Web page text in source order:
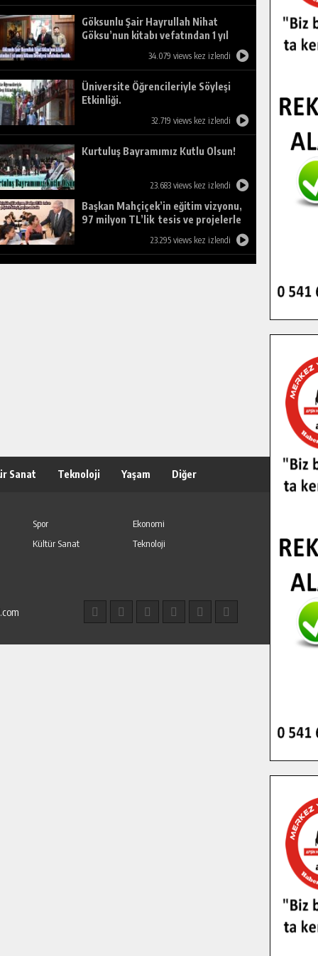
Göksunlu Şair Hayrullah Nihat
Göksu’nun kitabı vefatından 1 yıl
sonra Göksun Belediyesi tarafından
34.079 views kez izlendi
Üniversite Öğrencileriyle Söyleşi
Etkinliği.
32.719 views kez izlendi
Kurtuluş Bayramımız Kutlu Olsun!
23.683 views kez izlendi
Başkan Mahçiçek’in eğitim vizyonu,
97 milyon TL’lik tesis ve projelerle
23.295 views kez izlendi
Sanat Teknoloji Yaşam Diğer
Spor
Ekonomi
Kültür Sanat
Teknoloji